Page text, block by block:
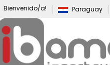
Bienvenido/a! Paraguay